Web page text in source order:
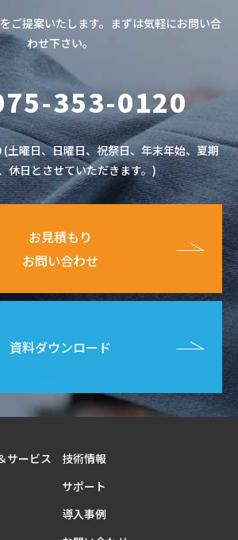
ご提案いたします。まずは気軽にお問い合
わせ下さい。
353-0120
土曜日、日曜日、祝祭日、年末年始、夏期
休日とさせていただきます。)
お見積もり
お問い合わせ
資料ダウンロード
サービス
技術情報
サポート
導入事例